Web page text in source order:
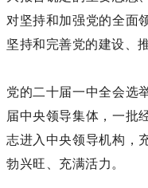
对坚持和加强党的全面
坚持和完善党的建设、
党的二十届一中全会选
届中央领导集体，一批
志进入中央领导机构，
勃兴旺、充满活力。